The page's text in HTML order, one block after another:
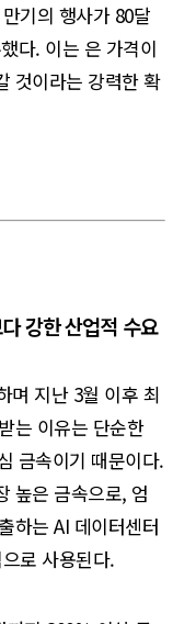
기의 행사가 80달
다. 이는 은 가격이
것이라는 강력한 확
강한 산업적 수요
며 지난 3월 이후 최
는 이유는 단순한
금속이기 때문이다.
높은 금속으로, 엄
하는 AI 데이터센터
로 사용된다.